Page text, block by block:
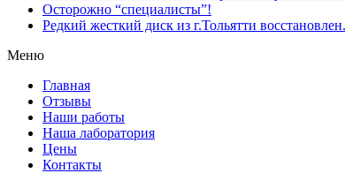
Осторожно “специалисты”!
Редкий жесткий диск из г.Тольятти восстановлен.
Меню
Главная
Отзывы
Наши работы
Наша лаборатория
Цены
Контакты